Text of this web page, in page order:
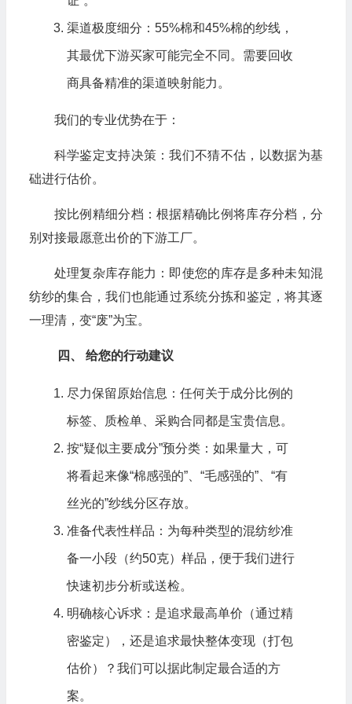
渠道极度细分：55%棉和45%棉的纱线，
其最优下游买家可能完全不同。需要回收
商具备精准的渠道映射能力。
我们的专业优势在于：
科学鉴定支持决策：我们不猜不估，以数据为基
础进行估价。
按比例精细分档：根据精确比例将库存分档，分
别对接最愿意出价的下游工厂。
处理复杂库存能力：即使您的库存是多种未知混
纺纱的集合，我们也能通过系统分拣和鉴定，将其逐
一理清，变“废”为宝。
四、 给您的行动建议
尽力保留原始信息：任何关于成分比例的
标签、质检单、采购合同都是宝贵信息。
按“疑似主要成分”预分类：如果量大，可
将看起来像“棉感强的”、“毛感强的”、“有
丝光的”纱线分区存放。
准备代表性样品：为每种类型的混纺纱准
备一小段（约50克）样品，便于我们进行
快速初步分析或送检。
明确核心诉求：是追求最高单价（通过精
密鉴定），还是追求最快整体变现（打包
估价）？我们可以据此制定最合适的方
案。